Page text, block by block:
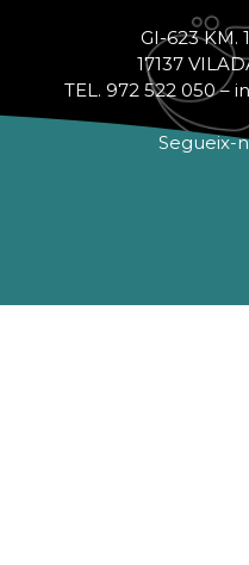
GI-623 KM.
17137
TEL. 972 522 050 –